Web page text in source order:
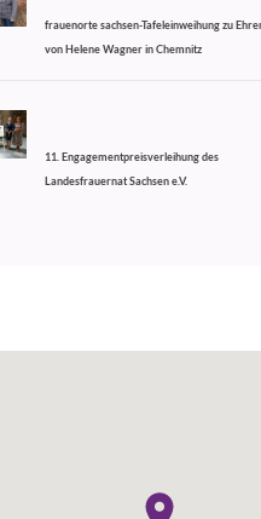
frauenorte sachsen-Tafeleinweihung zu
von Helene Wagner in Chemnitz
11. Engagementpreisverleihung des
Landesfrauernat Sachsen e.V.